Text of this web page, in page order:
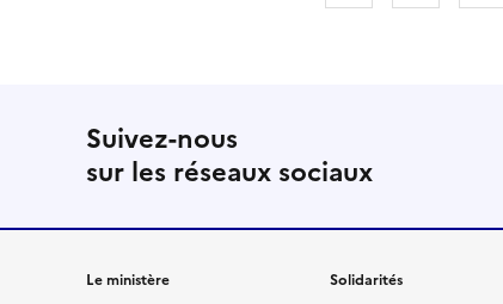
Suivez-nous
sur les réseaux sociaux
Le ministère Solidarités